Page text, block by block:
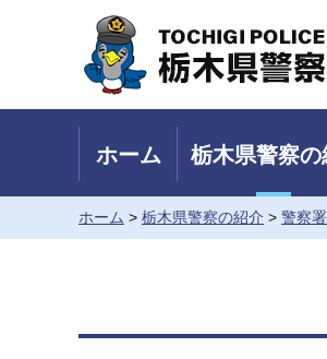
Tochigi Police 栃木県警察
ホーム 栃木県警察の
ホーム > 栃木県警察の紹介 > 警察